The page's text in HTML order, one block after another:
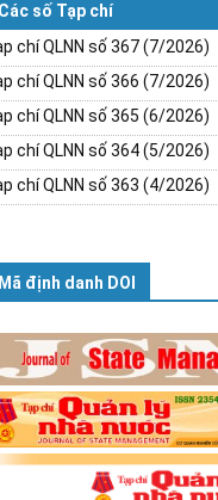
Các số Tạp chí
chí QLNN số 367 (7/2026)
chí QLNN số 366 (7/2026)
chí QLNN số 365 (6/2026)
chí QLNN số 364 (5/2026)
chí QLNN số 363 (4/2026)
Mã định danh DOI